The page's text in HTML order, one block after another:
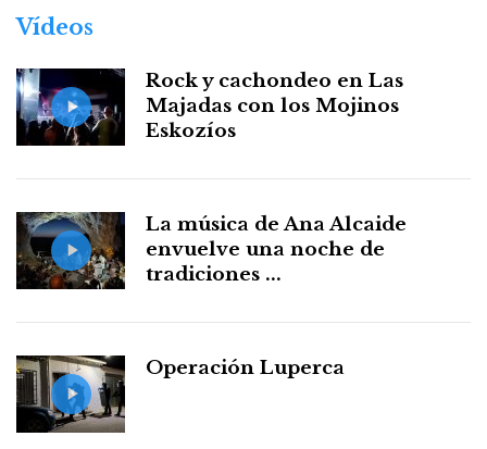
Vídeos
Rock y cachondeo en Las
Majadas con los Mojinos
Eskozíos
La música de Ana Alcaide
envuelve una noche de
tradiciones ...
Operación Luperca